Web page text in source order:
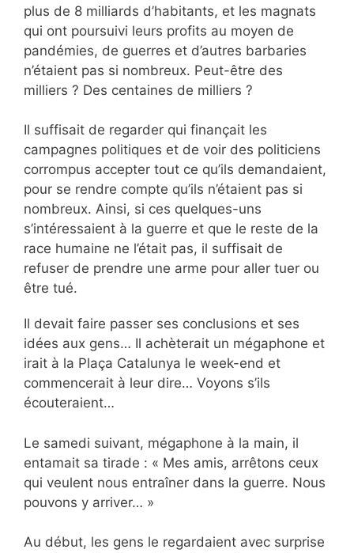
plus de 8 milliards d’habitants, et les magnats
qui ont poursuivi leurs profits au moyen de
pandémies, de guerres et d’autres barbaries
n’étaient pas si nombreux. Peut-être des
milliers ? Des centaines de milliers ?
Il suffisait de regarder qui finançait les
campagnes politiques et de voir des politiciens
corrompus accepter tout ce qu’ils demandaient,
pour se rendre compte qu’ils n’étaient pas si
nombreux. Ainsi, si ces quelques-uns
s’intéressaient à la guerre et que le reste de la
race humaine ne l’était pas, il suffisait de
refuser de prendre une arme pour aller tuer ou
être tué.
Il devait faire passer ses conclusions et ses
idées aux gens… Il achèterait un mégaphone et
irait à la Plaça Catalunya le week-end et
commencerait à leur dire… Voyons s’ils
écouteraient…
Le samedi suivant, mégaphone à la main, il
entamait sa tirade : « Mes amis, arrêtons ceux
qui veulent nous entraîner dans la guerre. Nous
pouvons y arriver… »
Au début, les gens le regardaient avec surprise